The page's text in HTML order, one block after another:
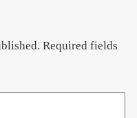
Required fields